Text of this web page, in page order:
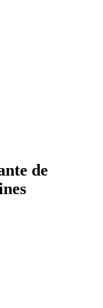
de